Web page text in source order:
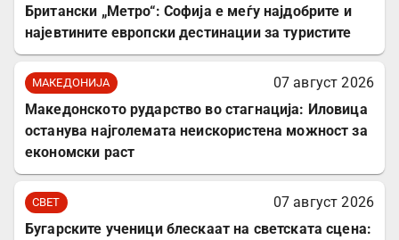
Британски „Метро“: Софија е меѓу најдобрите и
најевтините европски дестинации за туристите
МАКЕДОНИЈА
07 август 2026
Македонското рударство во стагнација: Иловица
останува најголемата неискористена можност за
економски раст
СВЕТ
07 август 2026
Бугарските ученици блескаат на светската сцена: